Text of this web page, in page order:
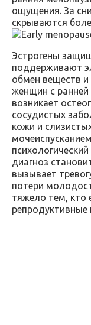
ощущения. За
скрываются
Эстрогены
поддерживают
обмен веществ
женщин с
возникает
сосудистых
кожи и
диагноз
вызывает
потери
тяжело тем, кто
репродуктивные